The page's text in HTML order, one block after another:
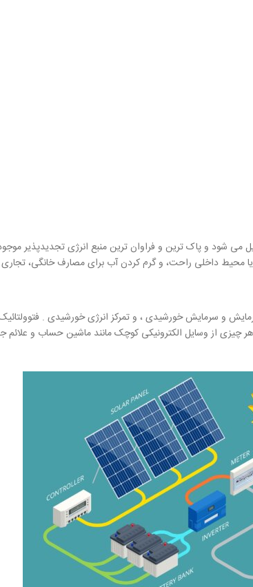
می شود و پاک ترین و فراوان ترین منبع انرژی تجدیدپذیر
یا محیط داخلی راحت، و گرم کردن آب برای مصارف خانگی، تجاری
و سرمایش خورشیدی ، و تمرکز انرژی خورشیدی . فتوولتائیک
چیزی از وسایل الکترونیکی کوچک مانند ماشین حساب و علائم